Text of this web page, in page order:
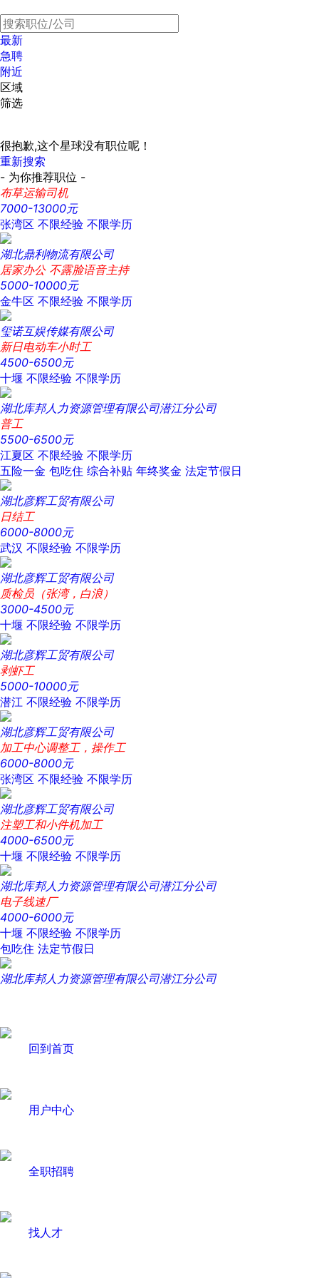
最新
急聘
附近
区域
筛选
很抱歉,这个星球没有职位呢！
重新搜索
- 为你推荐职位 -
布草运输司机
7000-13000元
张湾区 不限经验 不限学历
湖北鼎利物流有限公司
居家办公 不露脸语音主持
5000-10000元
金牛区 不限经验 不限学历
玺诺互娱传媒有限公司
新日电动车小时工
4500-6500元
十堰 不限经验 不限学历
湖北库邦人力资源管理有限公司潜江分公司
普工
5500-6500元
江夏区 不限经验 不限学历
五险一金 包吃住 综合补贴 年终奖金 法定节假日
湖北彦辉工贸有限公司
日结工
6000-8000元
武汉 不限经验 不限学历
湖北彦辉工贸有限公司
质检员（张湾，白浪）
3000-4500元
十堰 不限经验 不限学历
湖北彦辉工贸有限公司
剥虾工
5000-10000元
潜江 不限经验 不限学历
湖北彦辉工贸有限公司
加工中心调整工，操作工
6000-8000元
张湾区 不限经验 不限学历
湖北彦辉工贸有限公司
注塑工和小件机加工
4000-6500元
十堰 不限经验 不限学历
湖北库邦人力资源管理有限公司潜江分公司
电子线速厂
4000-6000元
十堰 不限经验 不限学历
包吃住 法定节假日
湖北库邦人力资源管理有限公司潜江分公司
回到首页
用户中心
全职招聘
找人才